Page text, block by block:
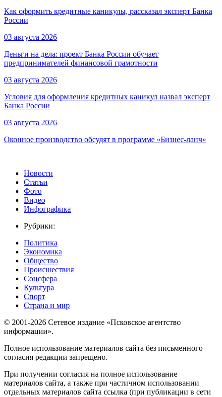
Как оформить кредитные каникулы, рассказал эксперт Банка
России
03 августа 2026
Деньги на дела: проект Банка России обучает
предпринимателей финансовой грамотности
03 августа 2026
Условия для оформления кредитных каникул назвал эксперт
Банка России
03 августа 2026
Оконное производство обсудят в программе «Бизнес-ланч»
Новости
Статьи
Фото
Видео
Инфографика
Рубрики:
Политика
Экономика
Общество
Происшествия
Соцсфера
Культура
Спорт
Страна и мир
© 2001-2026 Сетевое издание «Псковское агентство
информации».
Полное использование материалов сайта без письменного
согласия редакции запрещено.
При получении согласия на полное использование
материалов сайта, а также при частичном использовании
отдельных материалов сайта ссылка (при публикации в сети